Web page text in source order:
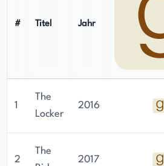
# Titel Jahr
1
The
Locker
2016
2
The
2017